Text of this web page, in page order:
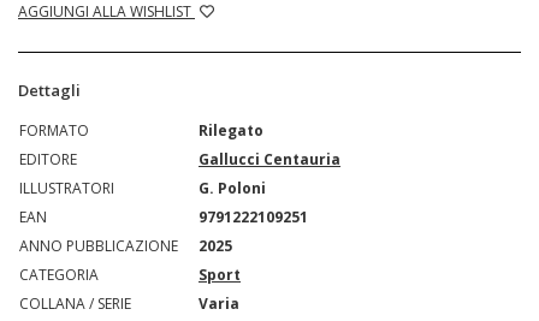
AGGIUNGI ALLA WISHLIST
Dettagli
FORMATO
Rilegato
EDITORE
Gallucci Centauria
ILLUSTRATORI
G. Poloni
EAN
9791222109251
ANNO PUBBLICAZIONE
2025
CATEGORIA
Sport
COLLANA / SERIE
Varia